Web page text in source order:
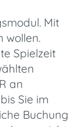
Mit
wollen.
Spielzeit
an
Sie im
Buchung